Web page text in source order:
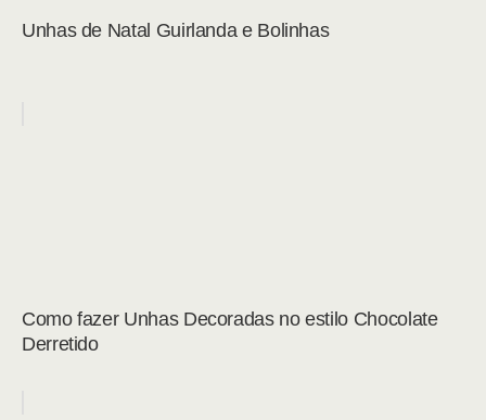
Unhas de Natal Guirlanda e Bolinhas
Como fazer Unhas Decoradas no estilo Chocolate
Derretido